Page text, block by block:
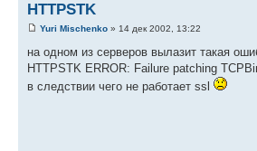
HTTPSTK
Yuri Mischenko » 14 дек 2002, 13:22
на одном из серверов вылазит такая
HTTPSTK ERROR: Failure patching
в следствии чего не работает ssl